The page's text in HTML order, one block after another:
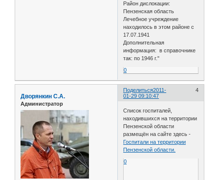
Район дислокации:
Пензенская область
Лечебное учреждение
находилось в этом районе с
17.07.1941
Дополнительная
информация: в справочнике
так: по 1946 г."
0
Поделиться 4
2011-
01-29 09:10:47
Дворянкин С.А.
Администратор
Список госпиталей,
находившихся на территории
Пензенской области
размещён на сайте здесь -
Госпитали на территории
Пензенской области.
0